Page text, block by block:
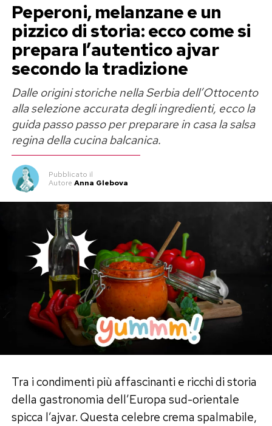
Peperoni, melanzane e un
pizzico di storia: ecco come si
prepara l’autentico ajvar
secondo la tradizione
Dalle origini storiche nella Serbia dell’Ottocento
alla selezione accurata degli ingredienti, ecco la
guida passo passo per preparare in casa la salsa
regina della cucina balcanica.
Pubblicato il
Autore Anna Glebova
Tra i condimenti più affascinanti e ricchi di storia
della gastronomia dell’Europa sud-orientale
spicca l’ajvar. Questa celebre crema spalmabile,